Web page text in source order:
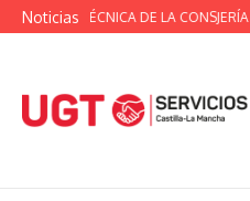
Saltar al contenido
Noticias
MESA TÉCNICA DE LA